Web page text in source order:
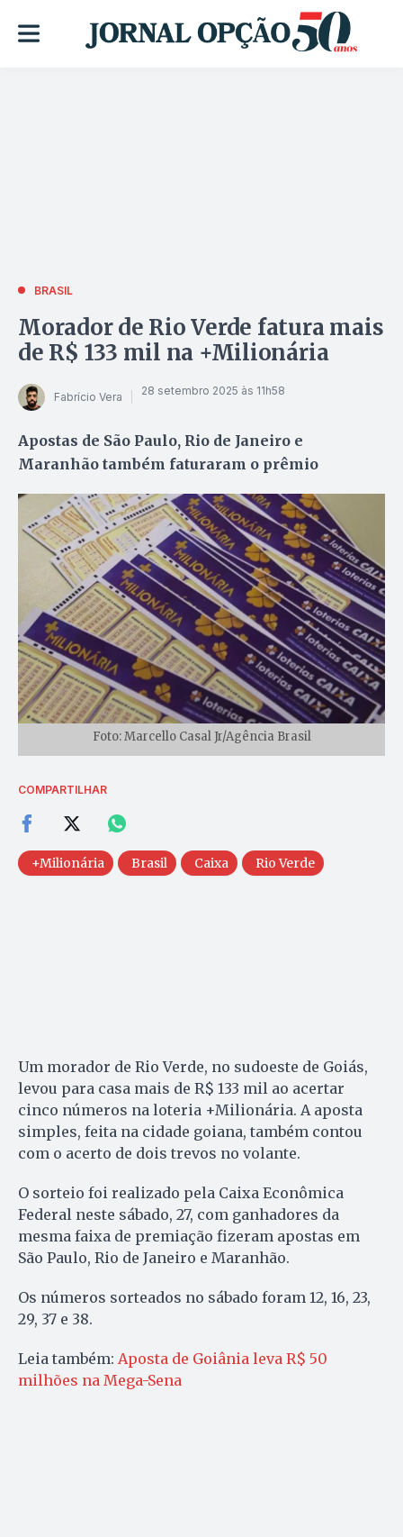
BRASIL
Morador de Rio Verde fatura mais
de R$ 133 mil na +Milionária
Fabrício Vera 28 setembro 2025 às 11h58
Apostas de São Paulo, Rio de Janeiro e
Maranhão também faturaram o prêmio
Foto: Marcello Casal Jr/Agência Brasil
COMPARTILHAR
+Milionária Brasil Caixa Rio Verde
Um morador de Rio Verde, no sudoeste de Goiás,
levou para casa mais de R$ 133 mil ao acertar
cinco números na loteria +Milionária. A aposta
simples, feita na cidade goiana, também contou
com o acerto de dois trevos no volante.
O sorteio foi realizado pela Caixa Econômica
Federal neste sábado, 27, com ganhadores da
mesma faixa de premiação fizeram apostas em
São Paulo, Rio de Janeiro e Maranhão.
Os números sorteados no sábado foram 12, 16, 23,
29, 37 e 38.
Leia também: Aposta de Goiânia leva R$ 50
milhões na Mega-Sena